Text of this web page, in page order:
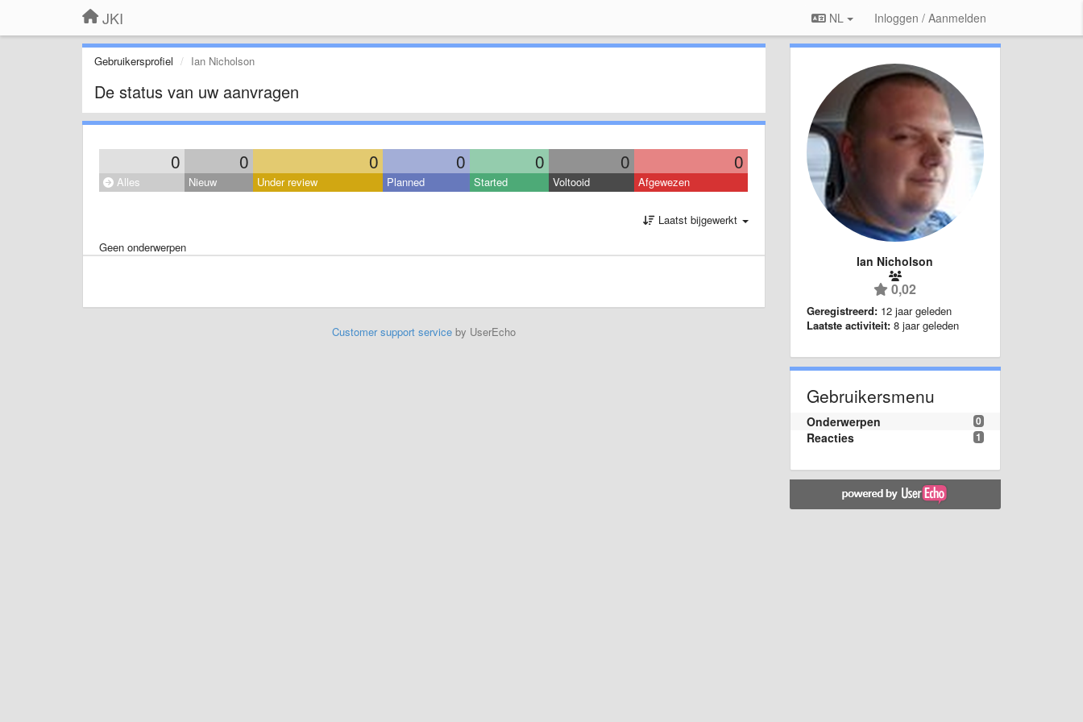
JKI NL Inloggen / Aanmelden
Gebruikersprofiel Ian Nicholson
De status van uw aanvragen
0 0 0 0 0 0 0
Alles Nieuw Under review Planned Started Voltooid Afgewezen
Laatst bijgewerkt
Geen onderwerpen
Customer support serviceby UserEcho
Ian Nicholson
0,02
Geregistreerd: 12 jaar geleden
Laatste activiteit: 8 jaar geleden
Gebruikersmenu
0
Onderwerpen
1
Reacties